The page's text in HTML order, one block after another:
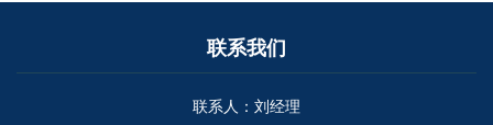
联系我们
联系人：刘经理